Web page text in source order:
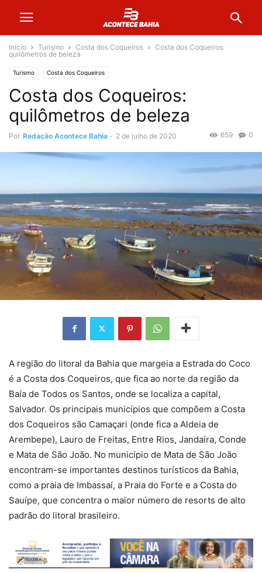
Início Turismo Costa dos Coqueiros
Costa dos Coqueiros:
quilômetros de beleza
Turismo Costa dos Coqueiros
Costa dos Coqueiros:
quilômetros de beleza
Por Redação Acontece Bahia - 2 de julho de 2020 0
659
A região do litoral da Bahia que margeia a Estrada do Coco
é a Costa dos Coqueiros, que fica ao norte da região da
Baía de Todos os Santos, onde se localiza a capital,
Salvador. Os principais municípios que compõem a Costa
dos Coqueiros são Camaçari (onde fica a Aldeia de
Arembepe), Lauro de Freitas, Entre Rios, Jandaíra, Conde
e Mata de São João. No município de Mata de São João
encontram-se importantes destinos turísticos da Bahia,
como a praia de Imbassaí, a Praia do Forte e a Costa do
Sauípe, que concentra o maior número de resorts de alto
padrão do litoral brasileiro.